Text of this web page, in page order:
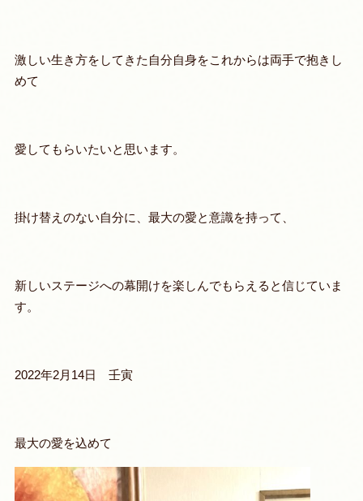
激しい生き方をしてきた自分自身をこれからは両手で抱きし
めて
愛してもらいたいと思います。
掛け替えのない自分に、最大の愛と意識を持って、
新しいステージへの幕開けを楽しんでもらえると信じていま
す。
2022年2月14日 壬寅
最大の愛を込めて